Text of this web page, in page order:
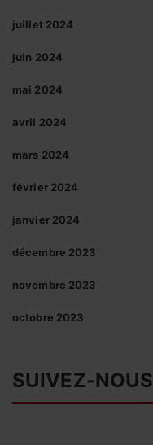
juillet 2024
juin 2024
mai 2024
avril 2024
mars 2024
février 2024
janvier 2024
décembre 2023
novembre 2023
octobre 2023
SUIVEZ-NOUS